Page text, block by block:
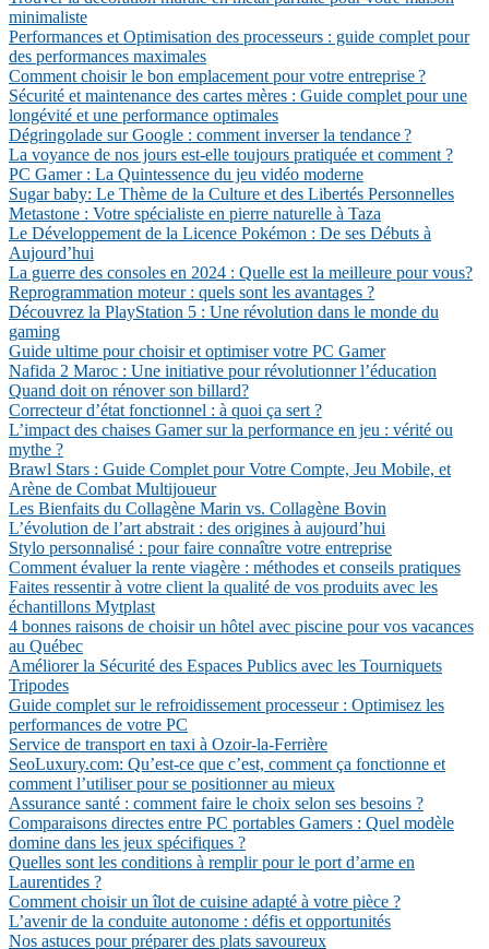
minimaliste
Performances et Optimisation des processeurs : guide complet pour
des performances maximales
Comment choisir le bon emplacement pour votre entreprise ?
Sécurité et maintenance des cartes mères : Guide complet pour une
longévité et une performance optimales
Dégringolade sur Google : comment inverser la tendance ?
La voyance de nos jours est-elle toujours pratiquée et comment ?
PC Gamer : La Quintessence du jeu vidéo moderne
Sugar baby: Le Thème de la Culture et des Libertés Personnelles
Metastone : Votre spécialiste en pierre naturelle à Taza
Le Développement de la Licence Pokémon : De ses Débuts à
Aujourd’hui
La guerre des consoles en 2024 : Quelle est la meilleure pour vous?
Reprogrammation moteur : quels sont les avantages ?
Découvrez la PlayStation 5 : Une révolution dans le monde du
gaming
Guide ultime pour choisir et optimiser votre PC Gamer
Nafida 2 Maroc : Une initiative pour révolutionner l’éducation
Quand doit on rénover son billard?
Correcteur d’état fonctionnel : à quoi ça sert ?
L’impact des chaises Gamer sur la performance en jeu : vérité ou
mythe ?
Brawl Stars : Guide Complet pour Votre Compte, Jeu Mobile, et
Arène de Combat Multijoueur
Les Bienfaits du Collagène Marin vs. Collagène Bovin
L’évolution de l’art abstrait : des origines à aujourd’hui
Stylo personnalisé : pour faire connaître votre entreprise
Comment évaluer la rente viagère : méthodes et conseils pratiques
Faites ressentir à votre client la qualité de vos produits avec les
échantillons Mytplast
4 bonnes raisons de choisir un hôtel avec piscine pour vos vacances
au Québec
Améliorer la Sécurité des Espaces Publics avec les Tourniquets
Tripodes
Guide complet sur le refroidissement processeur : Optimisez les
performances de votre PC
Service de transport en taxi à Ozoir-la-Ferrière
SeoLuxury.com: Qu’est-ce que c’est, comment ça fonctionne et
comment l’utiliser pour se positionner au mieux
Assurance santé : comment faire le choix selon ses besoins ?
Comparaisons directes entre PC portables Gamers : Quel modèle
domine dans les jeux spécifiques ?
Quelles sont les conditions à remplir pour le port d’arme en
Laurentides ?
Comment choisir un îlot de cuisine adapté à votre pièce ?
L’avenir de la conduite autonome : défis et opportunités
Nos astuces pour préparer des plats savoureux